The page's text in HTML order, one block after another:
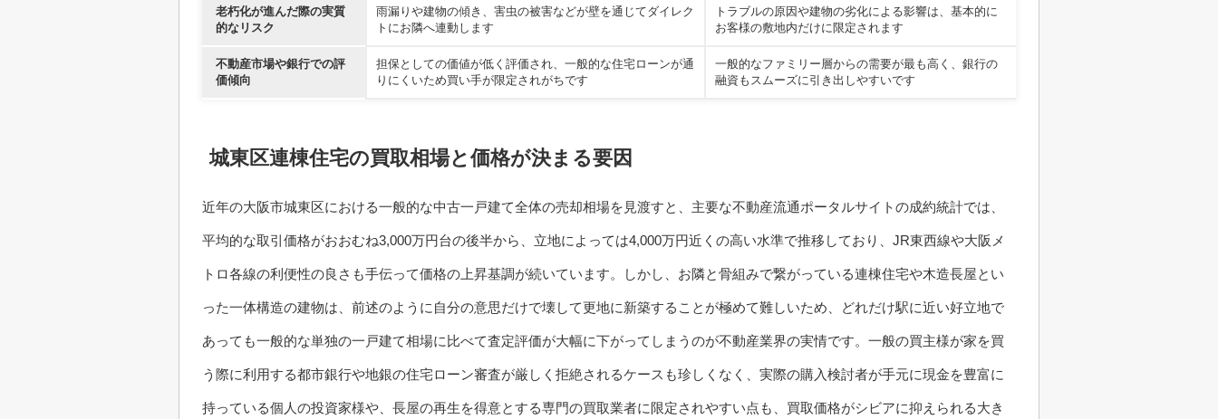
老朽化が進んだ際の実質
的なリスク
雨漏りや建物の傾き、害虫の被害などが壁を通じてダイレク
トにお隣へ連動します
トラブルの原因や建物の劣化による影響は、基本的に
お客様の敷地内だけに限定されます
不動産市場や銀行での評
価傾向
担保としての価値が低く評価され、一般的な住宅ローンが通
りにくいため買い手が限定されがちです
一般的なファミリー層からの需要が最も高く、銀行の
融資もスムーズに引き出しやすいです
城東区連棟住宅の買取相場と価格が決まる要因
近年の大阪市城東区における一般的な中古一戸建て全体の売却相場を見渡すと、主要な不動産流通ポータルサイトの成約統計では、
平均的な取引価格がおおむね3,000万円台の後半から、立地によっては4,000万円近くの高い水準で推移しており、JR東西線や大阪メ
トロ各線の利便性の良さも手伝って価格の上昇基調が続いています。しかし、お隣と骨組みで繋がっている連棟住宅や木造長屋とい
った一体構造の建物は、前述のように自分の意思だけで壊して更地に新築することが極めて難しいため、どれだけ駅に近い好立地で
あっても一般的な単独の一戸建て相場に比べて査定評価が大幅に下がってしまうのが不動産業界の実情です。一般の買主様が家を買
う際に利用する都市銀行や地銀の住宅ローン審査が厳しく拒絶されるケースも珍しくなく、実際の購入検討者が手元に現金を豊富に
持っている個人の投資家様や、長屋の再生を得意とする専門の買取業者に限定されやすい点も、買取価格がシビアに抑えられる大き